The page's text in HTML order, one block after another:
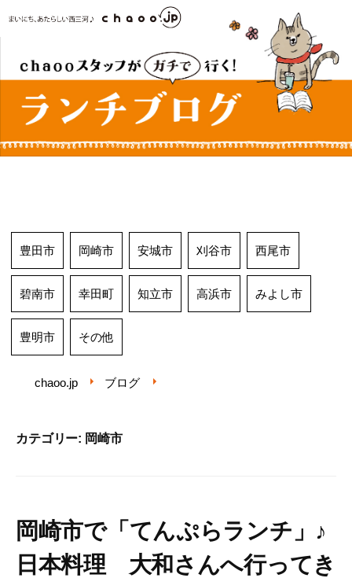
キ
豊田市 岡崎市 安城市 刈谷市 西尾市
碧南市 幸田町 知立市 高浜市 みよし市
豊明市 その他
chaoo.jp ブログ
カテゴリー: 岡崎市
岡崎市で「てんぷらランチ」♪
日本料理 大和さんへ行ってき